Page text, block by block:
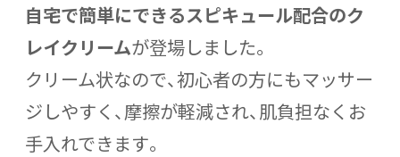
自宅で簡単にできるスピキュール配合のク
レイクリームが登場しました。
クリーム状なので、初心者の方にもマッサー
ジしやすく、摩擦が軽減され、肌負担なくお
手入れできます。